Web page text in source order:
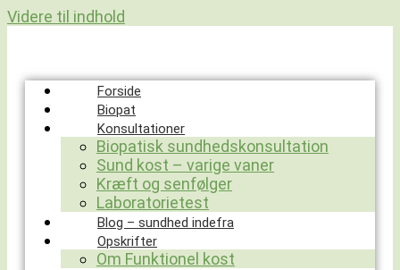
Videre til indhold
Forside
Biopat
Konsultationer
Biopatisk sundhedskonsultation
Sund kost – varige vaner
Kræft og senfølger
Laboratorietest
Blog – sundhed indefra
Opskrifter
Om Funktionel kost